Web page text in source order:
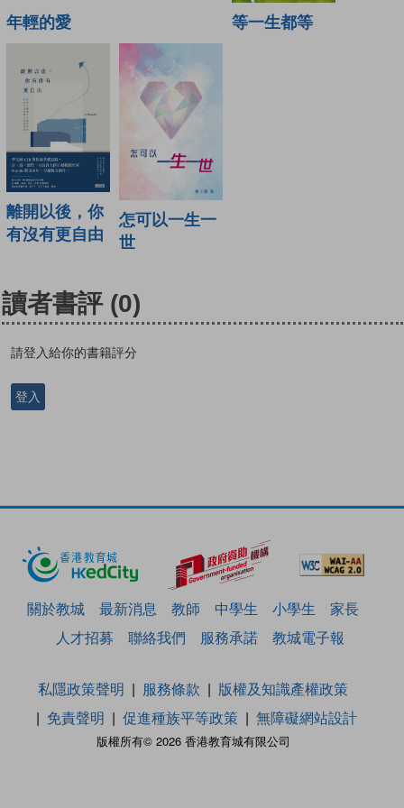
年輕的愛 等一生都等
離開以後，你
有沒有更自由
怎可以一生一
世
讀者書評 (0)
請登入給你的書籍評分
登入
關於教城 最新消息 教師 中學生 小學生
家長
人才招募
聯絡我們 服務承諾 教城電子報
版權所有© 2026 香港教育城有限公司
私隱政策聲明 服務條款
版權及知識產權政策
免責聲明
促進種族平等政策 無障礙網站設計